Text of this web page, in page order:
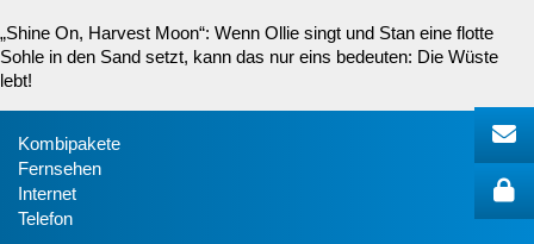
„Shine On, Harvest Moon“: Wenn Ollie singt und Stan eine flotte
Sohle in den Sand setzt, kann das nur eins bedeuten: Die Wüste
lebt!
Kombipakete
Fernsehen
Internet
Telefon